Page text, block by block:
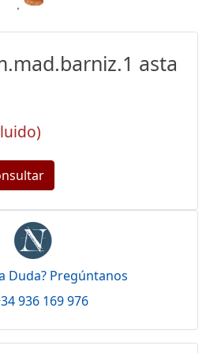
asta
Duda? Pregúntanos
936 169 976